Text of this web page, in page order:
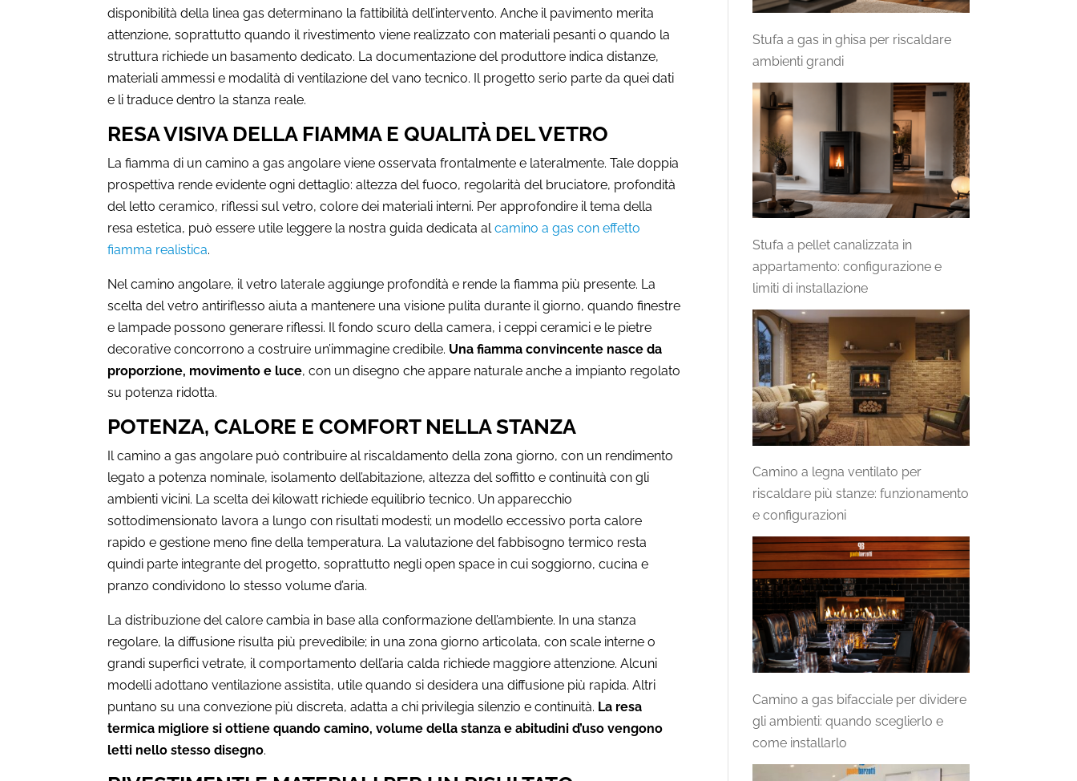
disponibilità della linea gas determinano la fattibilità dell’intervento. Anche il pavimento merita
attenzione, soprattutto quando il rivestimento viene realizzato con materiali pesanti o quando la
struttura richiede un basamento dedicato. La documentazione del produttore indica distanze,
materiali ammessi e modalità di ventilazione del vano tecnico. Il progetto serio parte da quei dati
e li traduce dentro la stanza reale.
RESA VISIVA DELLA FIAMMA E QUALITÀ DEL VETRO
La fiamma di un camino a gas angolare viene osservata frontalmente e lateralmente. Tale doppia
prospettiva rende evidente ogni dettaglio: altezza del fuoco, regolarità del bruciatore, profondità
del letto ceramico, riflessi sul vetro, colore dei materiali interni. Per approfondire il tema della
resa estetica, può essere utile leggere la nostra guida dedicata alcamino a gas con effetto
fiamma realistica.
Nel camino angolare, il vetro laterale aggiunge profondità e rende la fiamma più presente. La
scelta del vetro antiriflesso aiuta a mantenere una visione pulita durante il giorno, quando finestre
e lampade possono generare riflessi. Il fondo scuro della camera, i ceppi ceramici e le pietre
decorative concorrono a costruire un’immagine credibile. Una fiamma convincente nasce da
proporzione, movimento e luce, con un disegno che appare naturale anche a impianto regolato
su potenza ridotta.
POTENZA, CALORE E COMFORT NELLA STANZA
Il camino a gas angolare può contribuire al riscaldamento della zona giorno, con un rendimento
legato a potenza nominale, isolamento dell’abitazione, altezza del soffitto e continuità con gli
ambienti vicini. La scelta dei kilowatt richiede equilibrio tecnico. Un apparecchio
sottodimensionato lavora a lungo con risultati modesti; un modello eccessivo porta calore
rapido e gestione meno fine della temperatura. La valutazione del fabbisogno termico resta
quindi parte integrante del progetto, soprattutto negli open space in cui soggiorno, cucina e
pranzo condividono lo stesso volume d’aria.
La distribuzione del calore cambia in base alla conformazione dell’ambiente. In una stanza
regolare, la diffusione risulta più prevedibile; in una zona giorno articolata, con scale interne o
grandi superfici vetrate, il comportamento dell’aria calda richiede maggiore attenzione. Alcuni
modelli adottano ventilazione assistita, utile quando si desidera una diffusione più rapida. Altri
puntano su una convezione più discreta, adatta a chi privilegia silenzio e continuità. La resa
termica migliore si ottiene quando camino, volume della stanza e abitudini d’uso vengono
letti nello stesso disegno.
Stufa a gas in ghisa per riscaldare
ambienti grandi
Stufa a pellet canalizzata in
appartamento: configurazione e
limiti di installazione
Camino a legna ventilato per
riscaldare più stanze: funzionamento
e configurazioni
Camino a gas bifacciale per dividere
gli ambienti: quando sceglierlo e
come installarlo